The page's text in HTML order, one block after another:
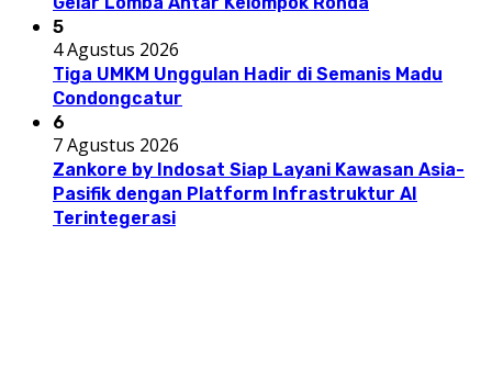
5
4 Agustus 2026
Tiga UMKM Unggulan Hadir di Semanis Madu
Condongcatur
6
7 Agustus 2026
Zankore by Indosat Siap Layani Kawasan Asia-
Pasifik dengan Platform Infrastruktur AI
Terintegerasi